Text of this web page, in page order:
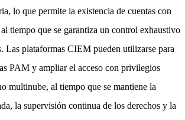
lo que permite la existencia de cuentas con
tiempo que se garantiza un control exhaustivo
Las plataformas CIEM pueden utilizarse para
PAM y ampliar el acceso con privilegios
multinube, al tiempo que se mantiene la
la supervisión continua de los derechos y la